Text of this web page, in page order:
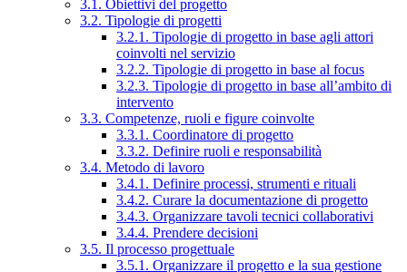
3.1. Obiettivi del progetto
3.2. Tipologie di progetti
3.2.1. Tipologie di progetto in base agli attori
coinvolti nel servizio
3.2.2. Tipologie di progetto in base al focus
3.2.3. Tipologie di progetto in base all’ambito di
intervento
3.3. Competenze, ruoli e figure coinvolte
3.3.1. Coordinatore di progetto
3.3.2. Definire ruoli e responsabilità
3.4. Metodo di lavoro
3.4.1. Definire processi, strumenti e rituali
3.4.2. Curare la documentazione di progetto
3.4.3. Organizzare tavoli tecnici collaborativi
3.4.4. Prendere decisioni
3.5. Il processo progettuale
3.5.1. Organizzare il progetto e la sua gestione